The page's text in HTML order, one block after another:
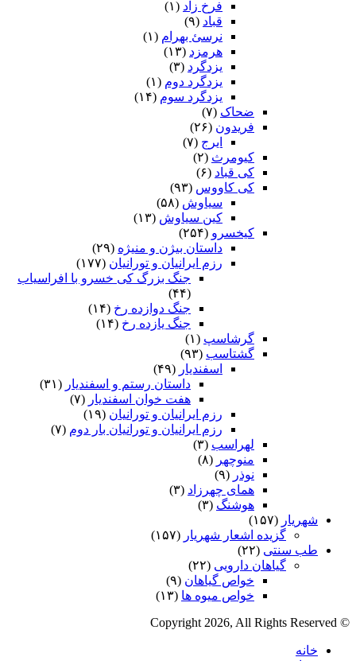
فرخ زاد (۱)
قباد (۹)
نرسئ بهرام‏ (۱)
هرمزد (۱۳)
یزدگرد (۳)
یزدگرد دوم (۱)
یزدگرد سوم (۱۴)
ضحاک (۷)
فریدون (۲۶)
ایرج (۷)
کیومرث (۲)
کی قباد (۶)
کی کاووس (۹۳)
سیاوش (۵۸)
کین سیاوش (۱۳)
کیخسرو (۲۵۴)
داستان بیژن و منیژه (۲۹)
رزم ایرانیان و تورانیان (۱۷۷)
جنگ بزرگ کی خسرو با افراسیاب
(۴۴)
جنگ دوازده رخ (۱۴)
جنگ یازده رخ (۱۴)
گرشاسپ (۱)
گشتاسب (۹۳)
اسفندیار (۴۹)
داستان رستم و اسفندیار (۳۱)
هفت خوان اسفندیار (۷)
رزم ایرانیان و تورانیان (۱۹)
رزم ایرانیان و تورانیان بار دوم (۷)
لهراسب (۳)
منوچهر (۸)
نوذر (۹)
هماى چهرزاد (۳)
هوشنگ (۳)
شهریار (۱۵۷)
گزیده اشعار شهریار (۱۵۷)
طب سنتی (۲۲)
گیاهان دارویی (۲۲)
خواص گیاهان (۹)
خواص میوه ها (۱۳)
© Copyright 2026, All Rights Reserved
خانه